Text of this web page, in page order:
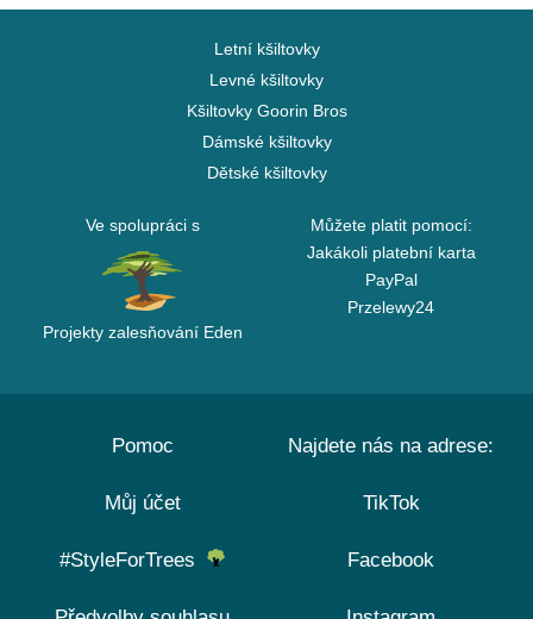
Letní kšiltovky
Levné kšiltovky
Kšiltovky Goorin Bros
Dámské kšiltovky
Dětské kšiltovky
Ve spolupráci s
Projekty zalesňování Eden
Můžete platit pomocí:
Jakákoli platební karta
PayPal
Przelewy24
Pomoc
Můj účet
#StyleForTrees
Najdete nás na adrese:
TikTok
Facebook